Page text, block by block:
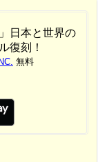
日本と世界の
復刻！
無料